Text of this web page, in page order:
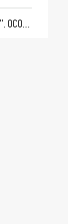
"ТЕРПЕНИЕ ПУТИНА ЛОПНУЛО". РЕКОРДНЫЙ УДАР ПО КИЕВУ "ПЕРЕСЁК КРАСНЫЕ ЛИНИИ". ОСОБЫЕ СПЕЦЫ КНДР НА ЛБС? ТАЙНЫЕ ПЕРЕГОВОРЫ ЕВРОПЫ И МОСКВЫ